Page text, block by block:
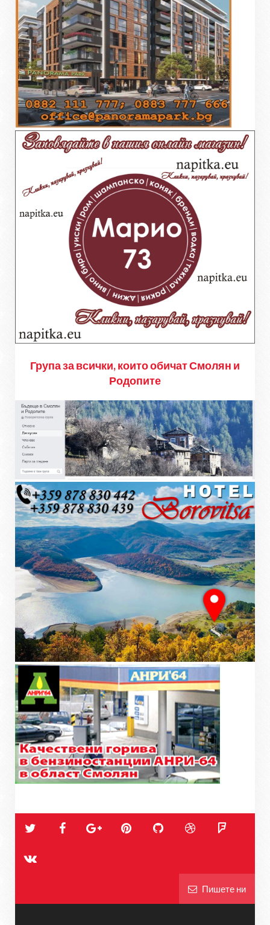
Група за всички, които обичат Смолян и
Родопите
Пишете ни